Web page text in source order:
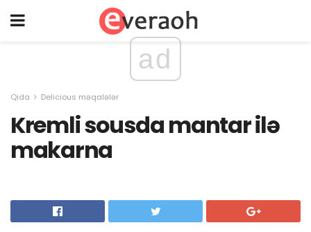
ad
Qida Delicious məqalələr
Kremli sousda mantar ilə
makarna